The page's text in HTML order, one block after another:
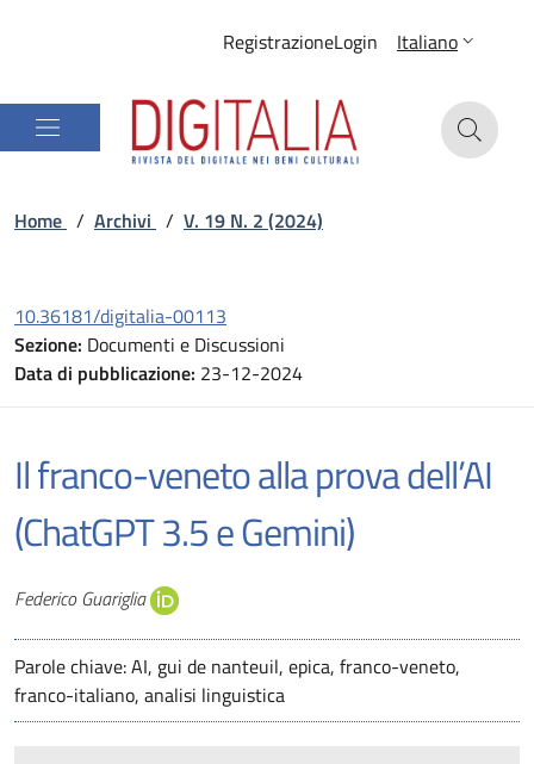
RegistrazioneLogin Italiano
Home / Archivi / V. 19 N. 2 (2024)
10.36181/digitalia-00113
Sezione: Documenti e Discussioni
Data di pubblicazione: 23-12-2024
Il franco-veneto alla prova dell’AI
(ChatGPT 3.5 e Gemini)
Autori
Federico Guariglia
Parole chiave: AI, gui de nanteuil, epica, franco-veneto,
franco-italiano, analisi linguistica